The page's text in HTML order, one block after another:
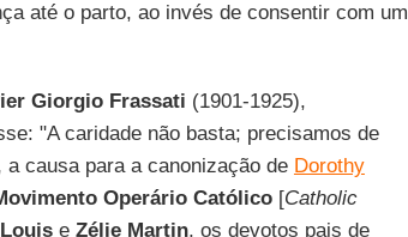
até o parto, ao invés de consentir com um
Giorgio Frassati (1901-1925),
"A caridade não basta; precisamos de
causa para a canonização de Dorothy
Operário Católico[Catholic
Louise Zélie Martin, os devotos pais de